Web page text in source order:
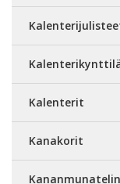
Kalenterit
Kanakorit